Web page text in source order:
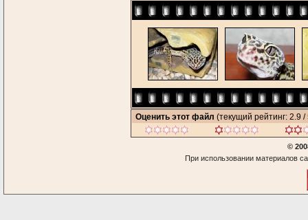
Оценить этот файл (текущий рейтинг: 2.9 /
©
При использовании материалов